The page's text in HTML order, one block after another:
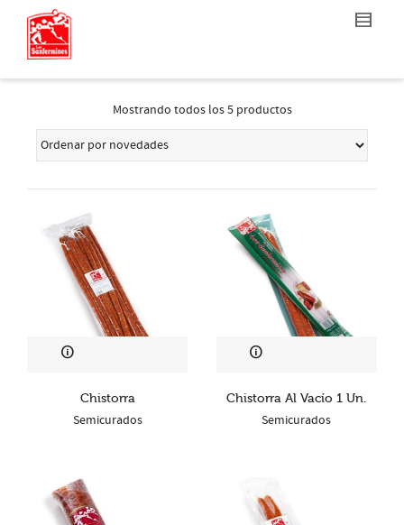
Mostrando todos los 5 productos
Chistorra
Semicurados
Chistorra Al Vacío 1 Un.
Semicurados